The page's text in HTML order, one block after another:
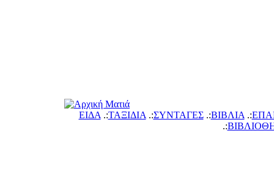
ΕΙΔΑ .:ΤΑΞΙΔΙΑ .:ΣΥΝΤΑΓΕΣ.:ΙΒΛΙΑ .:
.: